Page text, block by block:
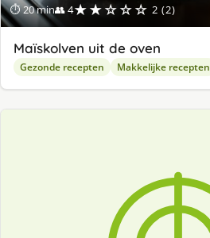
⏱ 20 min👥 4★★☆☆☆ 2 (2)
Maïskolven uit de oven
Gezonde recepten Makkelijke recepten